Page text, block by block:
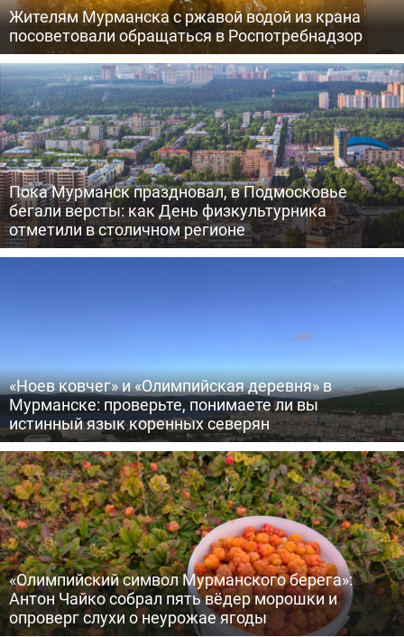
Жителям Мурманска с ржавой водой из крана
посоветовали обращаться в Роспотребнадзор
Пока Мурманск праздновал, в Подмосковье
бегали версты: как День физкультурника
отметили в столичном регионе
«Ноев ковчег» и «Олимпийская деревня» в
Мурманске: проверьте, понимаете ли вы
истинный язык коренных северян
«Олимпийский символ Мурманского берега»:
Антон Чайко собрал пять вёдер морошки и
опроверг слухи о неурожае ягоды